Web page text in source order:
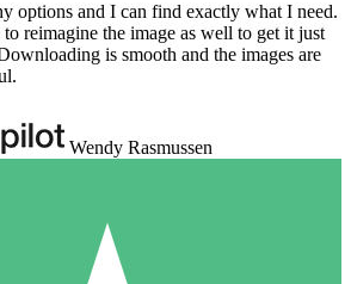
options and I can find exactly what I need.
reimagine the image as well to get it just
is smooth and the images are
Wendy Rasmussen